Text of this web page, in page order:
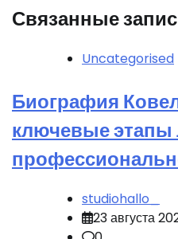
Связанные
Uncategorised
Биография
ключевые этапы
studiohallo_
23 августа